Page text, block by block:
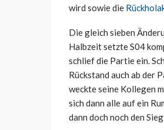
wird sowie die
Die gleich sieben
Halbzeit setzte S04
schlief die Partie ein.
Rückstand auch ab der
weckte seine Kollegen
sich dann alle auf ein
dann doch noch den